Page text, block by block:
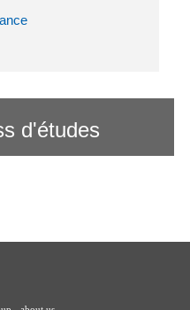
d'études